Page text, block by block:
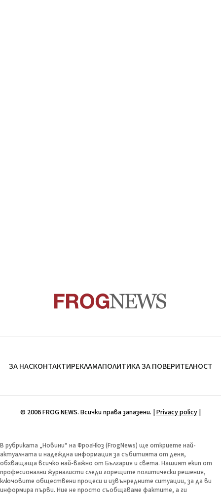
ЗА НАСКОНТАКТИРЕКЛАМАПОЛИТИКА ЗА ПОВЕРИТЕЛНОСТ
© 2006 FROG NEWS. Всички права запазени. | Privacy policy
В рубриката „Новини“ на ФрогНюз (FrogNews) ще откриете най-
актуалната и надеждна информация за събитията от деня,
обхващаща всичко най-важно от България и света. Нашият екип от
професионални журналисти следи горещите политически решения,
ключовите обществени процеси и извънредните ситуации, за да ви
информира първи. Ние не просто съобщаваме фактите, а ги